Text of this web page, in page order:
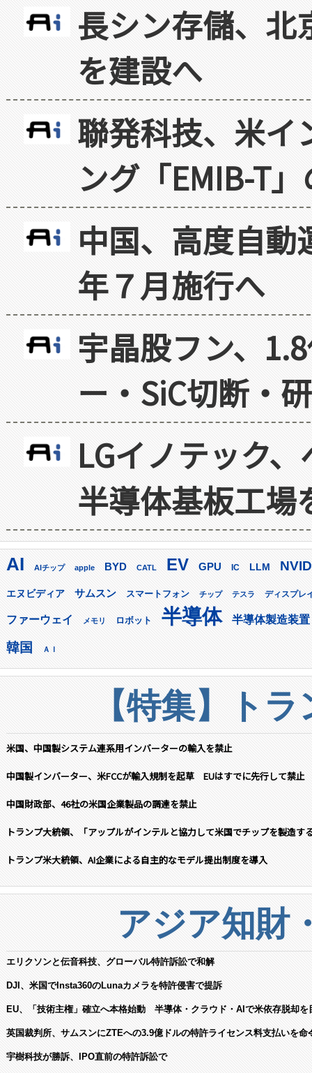
長シン存儲、北
を建設へ
聯発科技、米イ
ング「EMIB-T
中国、高度自
年７月施行へ
宇晶股フン、
ー・SiC切断・
LGイノテック
半導体基板工場
AI AIチップ apple BYD CATL EV GPU IC LLM
エヌビディア サムスン スマートフォン チップ テスラ ディスプレ
ファーウェイ メモリ ロボット 半導体 半導体製造装置
韓国 ＡＩ
【特集】ト
米国、中国製システム連系用インバーターの輸入を禁止
中国製インバーター、米FCCが輸入規制を起草 EUはすでに先行して禁止
中国財政部、46社の米国企業製品の調達を禁止
トランプ大統領、「アップルがインテルと協力して米国でチップを製造す
トランプ米大統領、AI企業による自主的なモデル提出制度を導入
アジア知財
エリクソンと伝音科技、グローバル特許訴訟で和解
DJI、米国でInsta360のLunaカメラを特許侵害で提訴
EU、「技術主権」確立へ本格始動 半導体・クラウド・AIで米依存脱却を
英国裁判所、サムスンにZTEへの3.9億ドルの特許ライセンス料支払いを命
宇樹科技が勝訴、IPO直前の特許訴訟で